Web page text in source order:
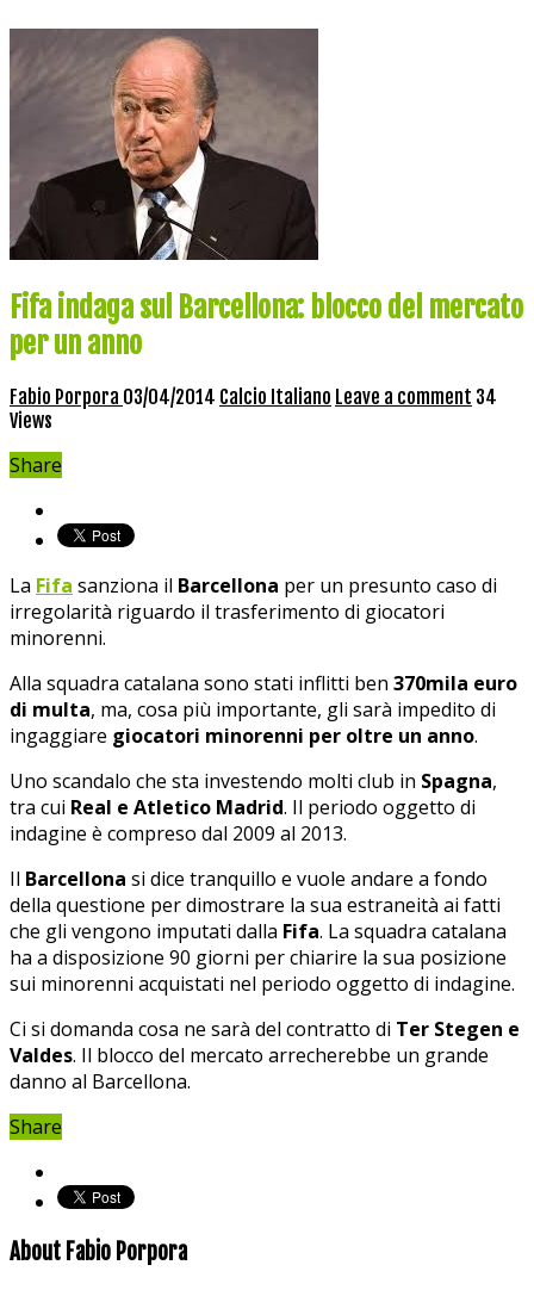
Fifa indaga sul Barcellona: blocco del mercato
per un anno
Fabio Porpora 03/04/2014 Calcio Italiano Leave a comment 34
Views
Share
La Fifa sanziona il Barcellona per un presunto caso di
irregolarità riguardo il trasferimento di giocatori
minorenni.
Alla squadra catalana sono stati inflitti ben 370mila euro
di multa, ma, cosa più importante, gli sarà impedito di
ingaggiare giocatori minorenni per oltre un anno.
Uno scandalo che sta investendo molti club in Spagna,
tra cui Real e Atletico Madrid. Il periodo oggetto di
indagine è compreso dal 2009 al 2013.
Il Barcellona si dice tranquillo e vuole andare a fondo
della questione per dimostrare la sua estraneità ai fatti
che gli vengono imputati dalla Fifa. La squadra catalana
ha a disposizione 90 giorni per chiarire la sua posizione
sui minorenni acquistati nel periodo oggetto di indagine.
Ci si domanda cosa ne sarà del contratto di Ter Stegen e
Valdes. Il blocco del mercato arrecherebbe un grande
danno al Barcellona.
Share
About Fabio Porpora